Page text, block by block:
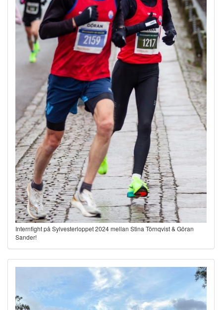
Internfight på Sylvesterloppet 2024 mellan Stina Törnqvist & Göran
Sander!